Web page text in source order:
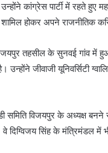
कांग्रेस पार्टी में रहते हुए
होकर अपने राजनीतिक
तहसील के सुनवई गांव में
जीवाजी यूनिवर्सिटी
समिति विजयपुर के अध्यक्ष
सिंह के मंत्रिमंडल में